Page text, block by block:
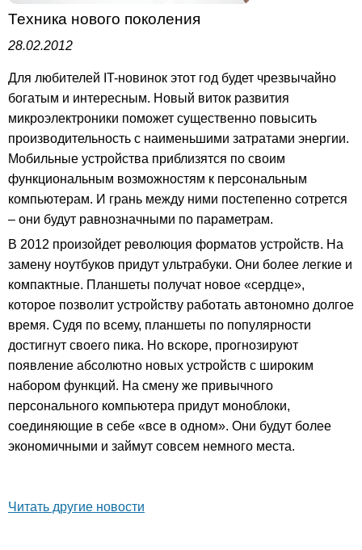
Техника нового поколения
28.02.2012
Для любителей IT-новинок этот год будет чрезвычайно
богатым и интересным. Новый виток развития
микроэлектроники поможет существенно повысить
производительность с наименьшими затратами энергии.
Мобильные устройства приблизятся по своим
функциональным возможностям к персональным
компьютерам. И грань между ними постепенно сотрется
– они будут равнозначными по параметрам.
В 2012 произойдет революция форматов устройств. На
замену ноутбуков придут ультрабуки. Они более легкие и
компактные. Планшеты получат новое «сердце»,
которое позволит устройству работать автономно долгое
время. Судя по всему, планшеты по популярности
достигнут своего пика. Но вскоре, прогнозируют
появление абсолютно новых устройств с широким
набором функций. На смену же привычного
персонального компьютера придут моноблоки,
соединяющие в себе «все в одном». Они будут более
экономичными и займут совсем немного места.
Читать другие новости